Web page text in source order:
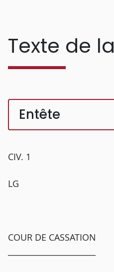
Texte de la
Entête
CIV. 1
LG
COUR DE CASSATION